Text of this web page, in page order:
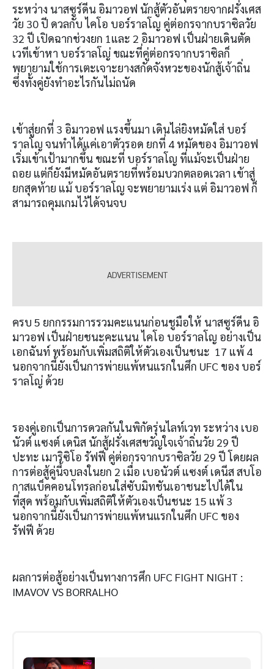
ระหว่าง นาสซูร์ดีน อิมาวอฟ นักสู้ตัวอันตรายจากฝรั่งเศส
วัย 30 ปี ดวลกับ ไคโอ บอร์ราลโญ คู่ต่อกรจากบราซิลวัย
32 ปี เปิดฉากช่วงยก 1และ 2 อิมาวอฟ เป็นฝ่ายเดินตัด
เวทีเข้าหา บอร์ราลโญ่ ขณะที่คู่ต่อกรจากบราซิลก็
พยายามใช้การเตะเจาะยางสกัดจังหวะของนักสู้เจ้าถิ่น
ซึ่งทั้งคู่ยังทำอะไรกันไม่ถนัด
เข้าสู่ยกที่ 3 อิมาวอฟ แรงขึ้นมา เดินไล่ยิงหมัดใส่ บอร์
ราลโญ จนทำได้แค่เอาตัวรอด ยกที่ 4 หมัดของ อิมาวอฟ
เริ่มเข้าเป้ามากขึ้น ขณะที่ บอร์ราลโญ ที่แม้จะเป็นฝ่าย
ถอย แต่ก็ยังมีหมัดอันตรายที่พร้อมบวกตลอดเวลา เข้าสู่
ยกสุดท้าย แม้ บอร์ราลโญ จะพยายามเร่ง แต่ อิมาวอฟ ก็
สามารถคุมเกมไว้ได้จนจบ
ครบ 5 ยกกรรมการรวมคะแนนก่อนชูมือให้ นาสซูร์ดีน อิ
มาวอฟ เป็นฝ่ายชนะคะแนน ไคโอ บอร์ราลโญ อย่างเป็น
เอกฉันท์ พร้อมกับเพิ่มสถิติให้ตัวเองเป็นชนะ 17 แพ้ 4
นอกจากนี้ยังเป็นการพ่ายแพ้หนแรกในศึก UFC ของ บอร์
ราลโญ่ ด้วย
รองคู่เอกเป็นการดวลกันในพิกัดรุ่นไลท์เวท ระหว่าง เบอ
นัวต์ แซงต์ เดนิส นักสู้ฝรั่งเศสขวัญใจเจ้าถิ่นวัย 29 ปี
ปะทะ เมาริซิโอ รัฟฟี คู่ต่อกรจากบราซิลวัย 29 ปี โดยผล
การต่อสู้คู่นี้จบลงในยก 2 เมื่อ เบอนัวต์ แซงต์ เดนีส สบโอ
กาสแบ็คคอนโทรลก่อนใส่ซับมิทชันเอาชนะไปได้ใน
ที่สุด พร้อมกับเพิ่มสถิติให้ตัวเองเป็นชนะ 15 แพ้ 3
นอกจากนี้ยังเป็นการพ่ายแพ้หนแรกในศึก UFC ของ
รัฟฟี ด้วย
ผลการต่อสู้อย่างเป็นทางการศึก UFC FIGHT NIGHT :
IMAVOV VS BORRALHO